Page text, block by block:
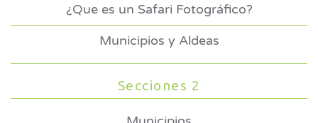
¿Que es un Safari Fotográfico?
Municipios y Aldeas
Secciones 2